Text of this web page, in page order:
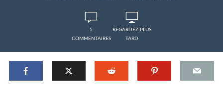
5
COMMENTAIRES
REGARDEZ PLUS
TARD